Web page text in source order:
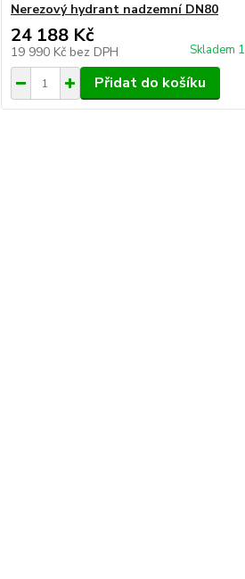
Nerezový hydrant nadzemní DN80
24 188 Kč
19 990 Kč bez DPH Skladem 1
Přidat do košíku